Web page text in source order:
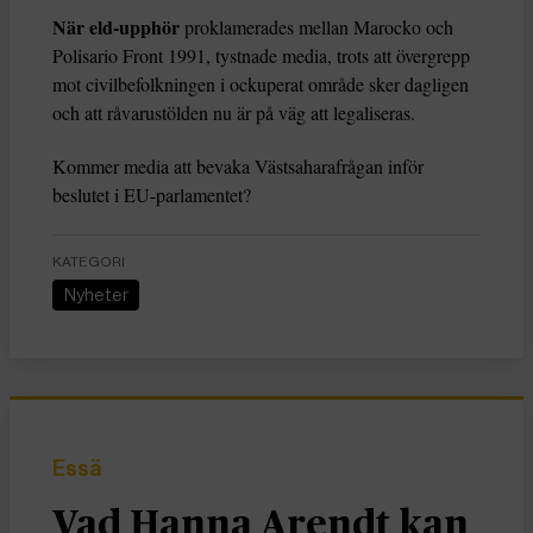
När eld-upphörproklamerades mellan Marocko och
Polisario Front 1991, tystnade media, trots att övergrepp
mot civilbefolkningen i ockuperat område sker dagligen
och att råvarustölden nu är på väg att legaliseras.
Kommer media att bevaka Västsaharafrågan inför
beslutet i EU-parlamentet?
KATEGORI
Nyheter
Essä
Vad Hanna Arendt kan